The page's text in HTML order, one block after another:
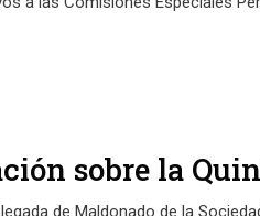
sobre la
de Maldonado de la